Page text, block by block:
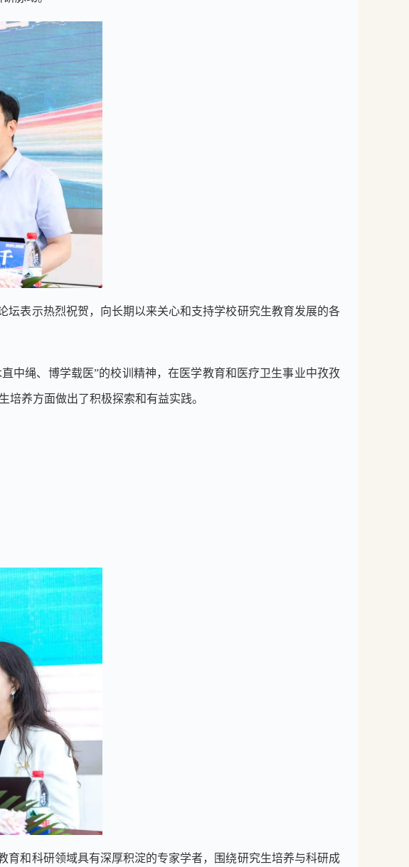
表示热烈祝贺，向长期以来关心和支持学校研究生教育发展的各
直中绳、博学载医”的校训精神，在医学教育和医疗卫生事业中孜孜
养方面做出了积极探索和有益实践。
和科研领域具有深厚积淀的专家学者，围绕研究生培养与科研成